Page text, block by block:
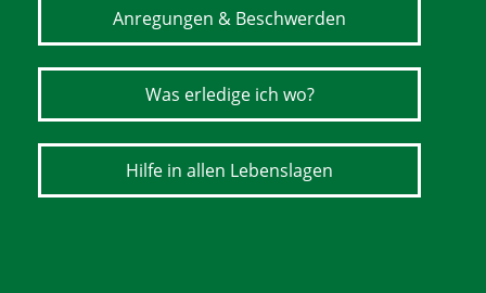
Anregungen & Beschwerden
Was erledige ich wo?
Hilfe in allen Lebenslagen